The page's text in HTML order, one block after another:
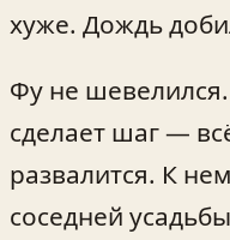
хуже. Дождь
Фу не
сделает шаг —
развалится. К
соседней